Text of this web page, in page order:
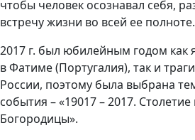
чтобы человек осознавал себя,
встречу жизни во всей ее полноте.
2017 г. был юбилейным годом как
в Фатиме (Португалия), так и
России, поэтому была выбрана
события – «19017 – 2017.
Богородицы».